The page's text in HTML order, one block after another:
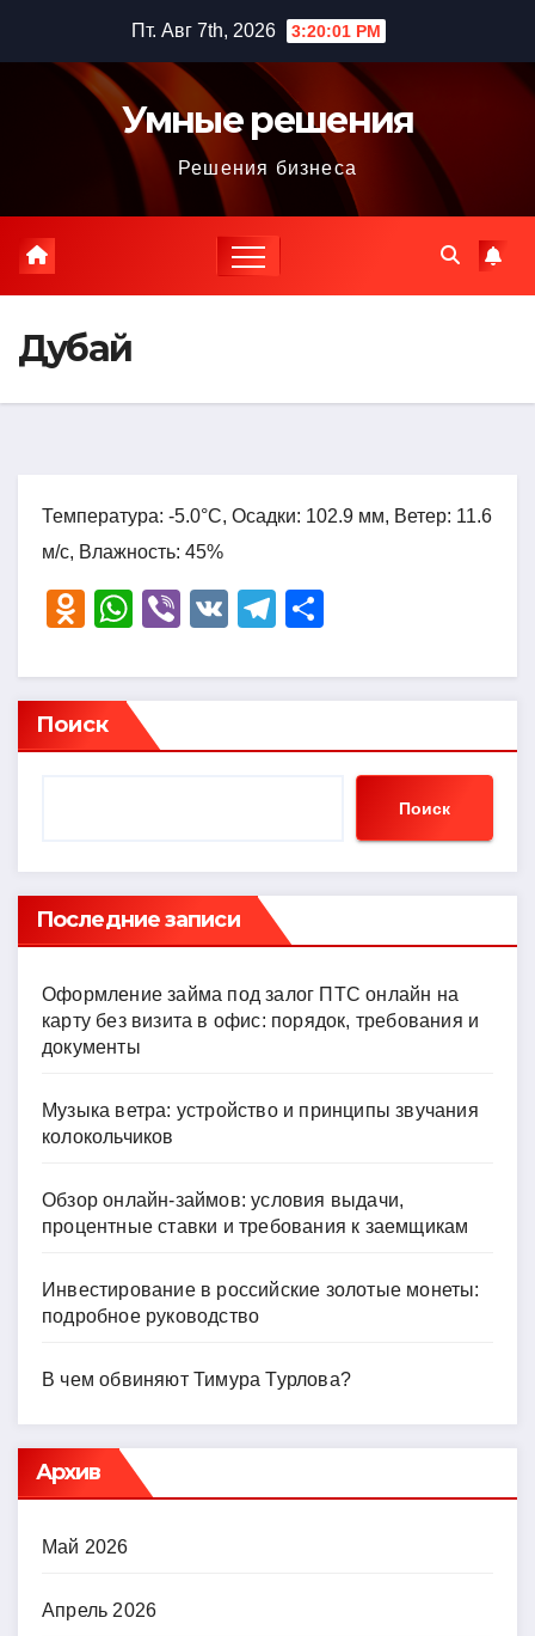
содержимому
Пт. Авг 7th, 2026 3:20:02 PM
Умные решения
Решения бизнеса
Дубай
Температура: -5.0°C, Осадки: 102.9 мм, Ветер: 11.6
м/с, Влажность: 45%
O
n
o
kl
ni
ki
W
at
s
A
Vi
er
V
T
e
a
р
в
ть
Поиск
Поиск
Последние записи
Оформление займа под залог ПТС онлайн на
карту без визита в офис: порядок, требования и
документы
Музыка ветра: устройство и принципы звучания
колокольчиков
Обзор онлайн-займов: условия выдачи,
процентные ставки и требования к заемщикам
Инвестирование в российские золотые монеты:
подробное руководство
В чем обвиняют Тимура Турлова?
Архив
Май 2026
Апрель 2026